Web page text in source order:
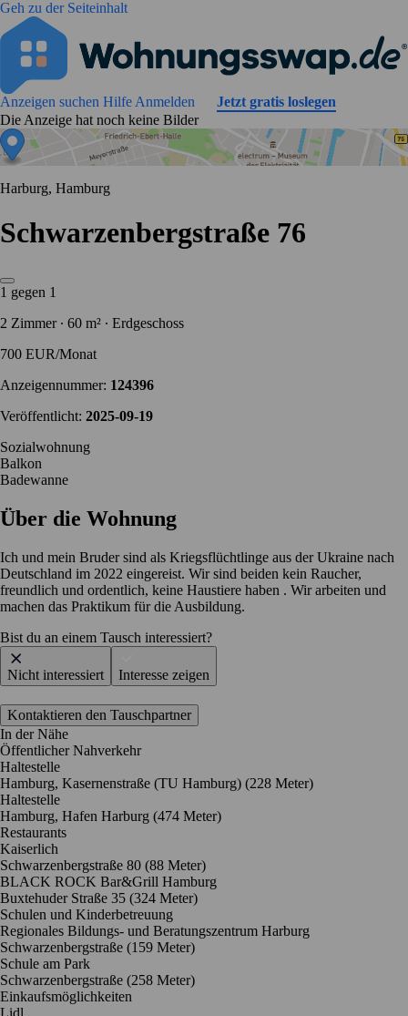
Geh zu der Seiteinhalt
Anzeigen suchen Hilfe Anmelden
Jetzt gratis loslegen
Die Anzeige hat noch keine Bilder
Harburg, Hamburg
Schwarzenbergstraße 76
1 gegen 1
2 Zimmer ∙ 60 m² ∙ Erdgeschoss
700 EUR/Monat
Anzeigennummer: 124396
Veröffentlicht: 2025-09-19
Sozialwohnung
Balkon
Badewanne
Über die Wohnung
Ich‏ und mein Bruder sind als Kriegsflüchtlinge aus der Ukraine nach
Deutschland im 2022 eingereist. Wir sind beiden kein Raucher,
freundlich und ordentlich, keine Haustiere haben . Wir arbeiten und
machen das Praktikum für die Ausbildung.
Bist du an einem Tausch interessiert?
Nicht interessiert Interesse zeigen
Kontaktieren den Tauschpartner
In der Nähe
Öffentlicher Nahverkehr
Haltestelle
Hamburg, Kasernenstraße (TU Hamburg) (228 Meter)
Haltestelle
Hamburg, Hafen Harburg (474 Meter)
Restaurants
Kaiserlich
Schwarzenbergstraße 80 (88 Meter)
BLACK ROCK Bar&Grill Hamburg
Buxtehuder Straße 35 (324 Meter)
Schulen und Kinderbetreuung
Regionales Bildungs- und Beratungszentrum Harburg
Schwarzenbergstraße (159 Meter)
Schule am Park
Schwarzenbergstraße (258 Meter)
Einkaufsmöglichkeiten